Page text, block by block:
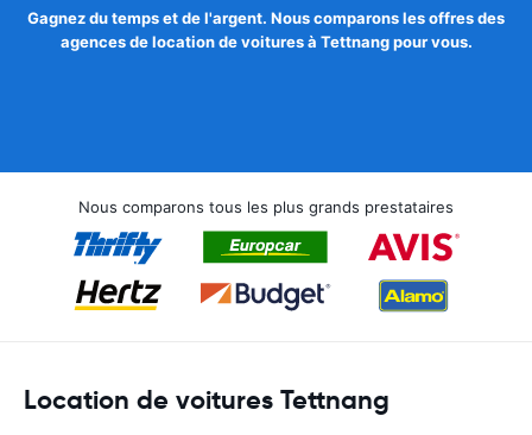
Gagnez du temps et de l'argent. Nous comparons les offres des
agences de location de voitures à Tettnang pour vous.
Nous comparons tous les plus grands prestataires
Location de voitures Tettnang